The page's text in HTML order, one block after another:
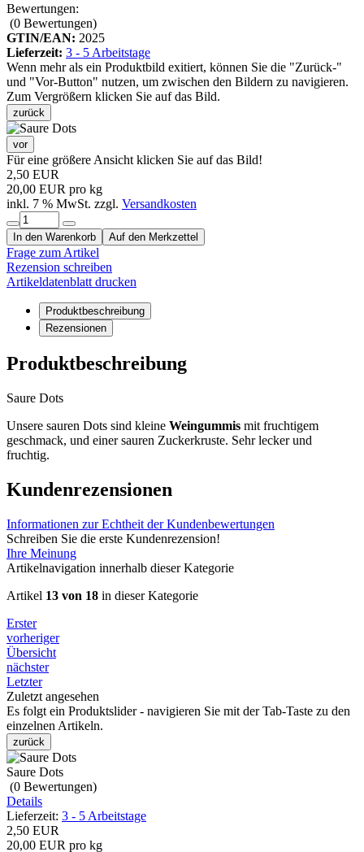
Bewertungen:
(0 Bewertungen)
GTIN/EAN: 2025
Lieferzeit: 3 - 5 Arbeitstage
Wenn mehr als ein Produktbild exitiert, können Sie die "Zurück-"
und "Vor-Button" nutzen, um zwischen den Bildern zu navigieren.
Zum Vergrößern klicken Sie auf das Bild.
zurück
vor
Für eine größere Ansicht klicken Sie auf das Bild!
2,50 EUR
20,00 EUR pro kg
inkl. 7 % MwSt. zzgl. Versandkosten
In den Warenkorb Auf den Merkzettel
Frage zum Artikel
Rezension schreiben
Artikeldatenblatt drucken
Produktbeschreibung
Rezensionen
Produktbeschreibung
Saure Dots
Unsere sauren Dots sind kleine Weingummis mit fruchtigem
geschmack, und einer sauren Zuckerkruste. Sehr lecker und
fruchtig.
Kundenrezensionen
Informationen zur Echtheit der Kundenbewertungen
Schreiben Sie die erste Kundenrezension!
Ihre Meinung
Artikelnavigation innerhalb dieser Kategorie
Artikel 13 von 18 in dieser Kategorie
Erster
vorheriger
Übersicht
nächster
Letzter
Zuletzt angesehen
Es folgt ein Produktslider - navigieren Sie mit der Tab-Taste zu den
einzelnen Artikeln.
zurück
Saure Dots
(0 Bewertungen)
Details
Lieferzeit: 3 - 5 Arbeitstage
2,50 EUR
20,00 EUR pro kg